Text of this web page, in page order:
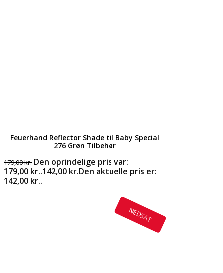
Feuerhand Reflector Shade til Baby Special
276 Grøn Tilbehør
179,00kr. Den oprindelige pris var:
179,00 kr..142,00 kr.Den aktuelle pris er:
142,00 kr..
NEDSAT